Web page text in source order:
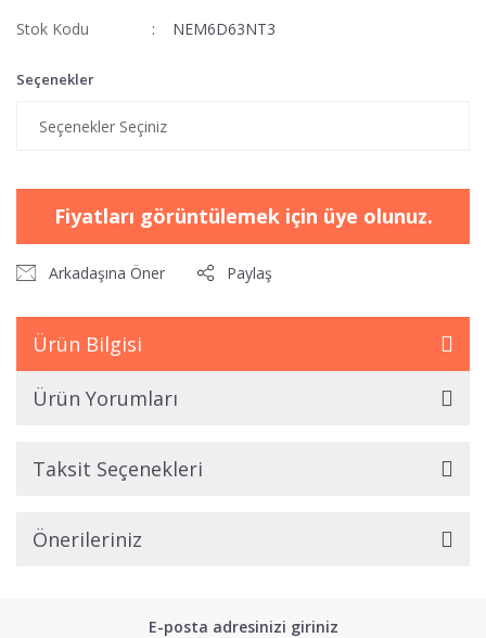
Stok Kodu NEM6D63NT3
Seçenekler
Fiyatları görüntülemek için üye olunuz.
Arkadaşına Öner Paylaş
Ürün Bilgisi
Ürün Yorumları
Taksit Seçenekleri
Önerileriniz
E-posta adresinizi giriniz